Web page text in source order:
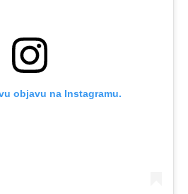
objavu na Instagramu.